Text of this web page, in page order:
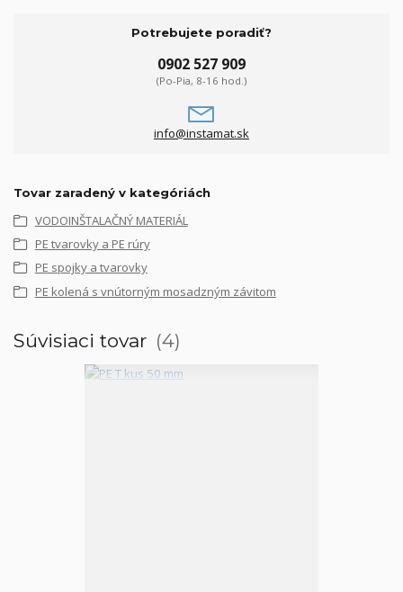
Potrebujete poradiť?
0902 527 909
(Po-Pia, 8-16 hod.)
info@instamat.sk
Tovar zaradený v kategóriách
VODOINŠTALAČNÝ MATERIÁL
PE tvarovky a PE rúry
PE spojky a tvarovky
PE kolená s vnútorným mosadzným závitom
Súvisiaci tovar 4